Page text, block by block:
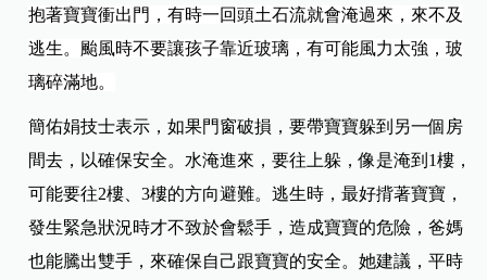
抱著寶寶衝出門，有時一回頭土石流就會淹過來，來不及
逃生。颱風時不要讓孩子靠近玻璃，有可能風力太強，玻
璃碎滿地。
簡佑娟技士表示，如果門窗破損，要帶寶寶躲到另一個房
間去，以確保安全。水淹進來，要往上躲，像是淹到1樓，
可能要往2樓、3樓的方向避難。逃生時，最好揹著寶寶，
發生緊急狀況時才不致於會鬆手，造成寶寶的危險，爸媽
也能騰出雙手，來確保自己跟寶寶的安全。她建議，平時